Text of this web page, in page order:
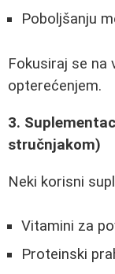
Poboljšanju
Fokusiraj se na
opterećenjem.
3.
stručnjakom)
Neki korisni
Vitamini za
Proteinski